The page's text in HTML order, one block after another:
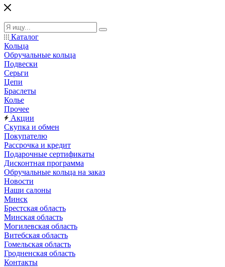
Каталог
Кольца
Обручальные кольца
Подвески
Серьги
Цепи
Браслеты
Колье
Прочее
Акции
Скупка и обмен
Покупателю
Рассрочка и кредит
Подарочные сертификаты
Дисконтная программа
Обручальные кольца на заказ
Новости
Наши салоны
Минск
Брестская область
Минская область
Могилевская область
Витебская область
Гомельская область
Гродненская область
Контакты